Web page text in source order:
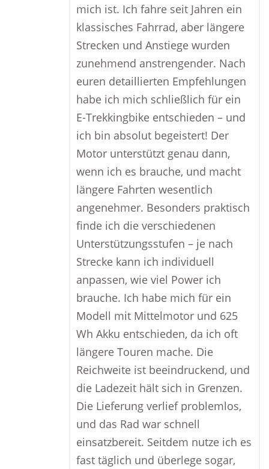
mich ist. Ich fahre seit Jahren ein
klassisches Fahrrad, aber längere
Strecken und Anstiege wurden
zunehmend anstrengender. Nach
euren detaillierten Empfehlungen
habe ich mich schließlich für ein
E-Trekkingbike entschieden – und
ich bin absolut begeistert! Der
Motor unterstützt genau dann,
wenn ich es brauche, und macht
längere Fahrten wesentlich
angenehmer. Besonders praktisch
finde ich die verschiedenen
Unterstützungsstufen – je nach
Strecke kann ich individuell
anpassen, wie viel Power ich
brauche. Ich habe mich für ein
Modell mit Mittelmotor und 625
Wh Akku entschieden, da ich oft
längere Touren mache. Die
Reichweite ist beeindruckend, und
die Ladezeit hält sich in Grenzen.
Die Lieferung verlief problemlos,
und das Rad war schnell
einsatzbereit. Seitdem nutze ich es
fast täglich und überlege sogar,